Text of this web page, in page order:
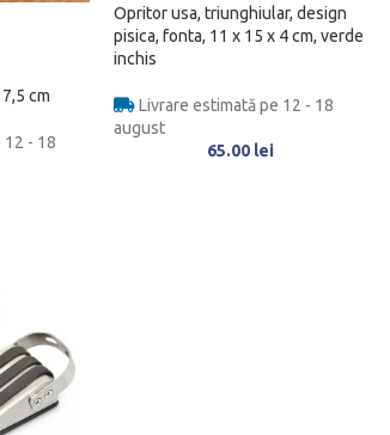
cm
- 18
Opritor usa, triunghiular, design
pisica, fonta, 11 x 15 x 4 cm, verde
inchis
Livrare estimată pe 12 - 18
august
65.00 lei